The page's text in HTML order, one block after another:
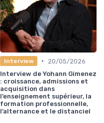
Interview •
20/05/2026
Interview de Yohann Gimenez
: croissance, admissions et
acquisition dans
l’enseignement supérieur, la
formation professionnelle,
l’alternance et le distanciel